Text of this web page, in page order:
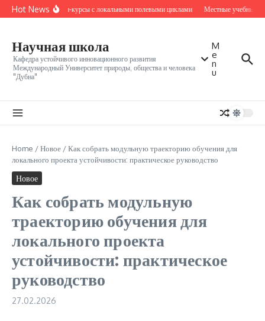
Перейти к содержанию
Hot NewsОнлайн-курсы с локальными полевыми циклами Местные учебные
Научная школа
Кафедра устойчивого инновационного развития
Международный Университет природы, общества и человека
"Дубна"
M
e
n
u
Home /Новое /Как собрать модульную траекторию обучения для
локального проекта устойчивости: практическое руководство
Новое
Как собрать модульную
траекторию обучения для
локального проекта
устойчивости: практическое
руководство
27.02.2026